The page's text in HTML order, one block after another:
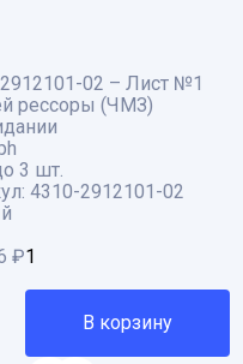
02 – Лист №1
рессоры (ЧМЗ)
3 шт.
4310-2912101-02
₽
В корзину